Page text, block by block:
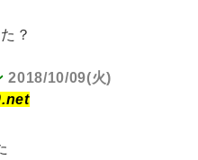
？
2018/10/09(火)